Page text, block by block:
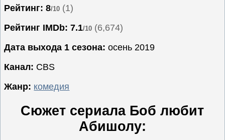
Ужасы
Фантастика
Ожидаемые
Новинки
Рейтинг: 8/10 (1)
Рейтинг IMDb: 7.1/10 (6,674)
Дата выхода 1 сезона: осень 2019
Канал: CBS
Жанр: комедия
Сюжет сериала Боб любит
Абишолу: